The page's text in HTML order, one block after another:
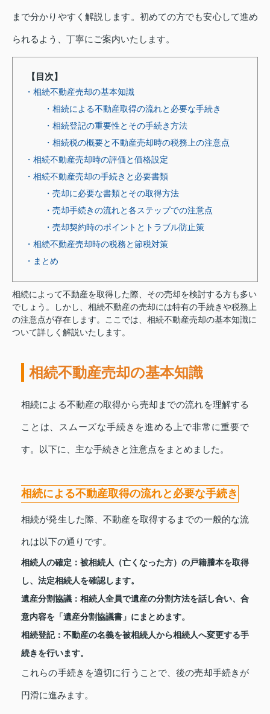
まで分かりやすく解説します。初めての方でも安心して進め
られるよう、丁寧にご案内いたします。
【目次】
・相続不動産売却の基本知識
・相続による不動産取得の流れと必要な手続き
・相続登記の重要性とその手続き方法
・相続税の概要と不動産売却時の税務上の注意点
・相続不動産売却時の評価と価格設定
・相続不動産売却の手続きと必要書類
・売却に必要な書類とその取得方法
・売却手続きの流れと各ステップでの注意点
・売却契約時のポイントとトラブル防止策
・相続不動産売却時の税務と節税対策
・まとめ
相続によって不動産を取得した際、その売却を検討する方も多い
でしょう。しかし、相続不動産の売却には特有の手続きや税務上
の注意点が存在します。ここでは、相続不動産売却の基本知識に
ついて詳しく解説いたします。
相続不動産売却の基本知識
相続による不動産の取得から売却までの流れを理解する
ことは、スムーズな手続きを進める上で非常に重要で
す。以下に、主な手続きと注意点をまとめました。
相続による不動産取得の流れと必要な手続き
相続が発生した際、不動産を取得するまでの一般的な流
れは以下の通りです。
相続人の確定 ：被相続人（亡くなった方）の戸籍謄本を取得
し、法定相続人を確認します。
遺産分割協議 ：相続人全員で遺産の分割方法を話し合い、合
意内容を「遺産分割協議書」にまとめます。
相続登記：不動産の名義を被相続人から相続人へ変更する手
続きを行います。
これらの手続きを適切に行うことで、後の売却手続きが
円滑に進みます。